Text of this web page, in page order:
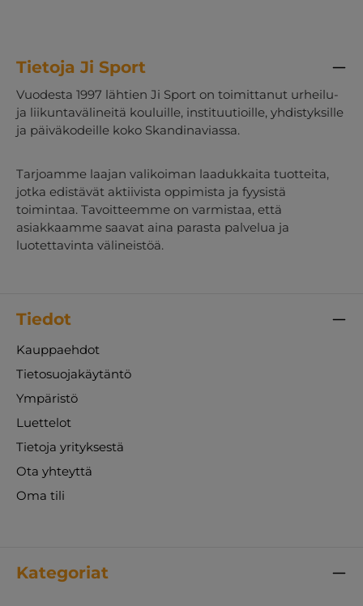
Tietoja Ji Sport
Vuodesta 1997 lähtien Ji Sport on toimittanut urheilu-
ja liikuntavälineitä kouluille, instituutioille, yhdistyksille
ja päiväkodeille koko Skandinaviassa.
Tarjoamme laajan valikoiman laadukkaita tuotteita,
jotka edistävät aktiivista oppimista ja fyysistä
toimintaa. Tavoitteemme on varmistaa, että
asiakkaamme saavat aina parasta palvelua ja
luotettavinta välineistöä.
Tiedot
Kauppaehdot
Tietosuojakäytäntö
Ympäristö
Luettelot
Tietoja yrityksestä
Ota yhteyttä
Oma tili
Kategoriat